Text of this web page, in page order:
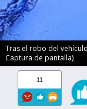
Tras el robo del
Captura de pantalla)
11